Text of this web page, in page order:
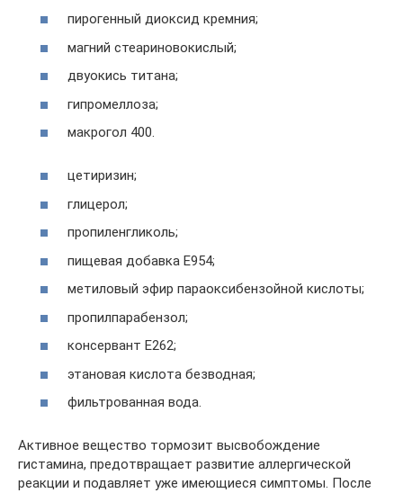
пирогенный диоксид кремния;
магний стеариновокислый;
двуокись титана;
гипромеллоза;
макрогол 400.
цетиризин;
глицерол;
пропиленгликоль;
пищевая добавка Е954;
метиловый эфир параоксибензойной кислоты;
пропилпарабензол;
консервант Е262;
этановая кислота безводная;
фильтрованная вода.
Активное вещество тормозит высвобождение
гистамина, предотвращает развитие аллергической
реакции и подавляет уже имеющиеся симптомы. После